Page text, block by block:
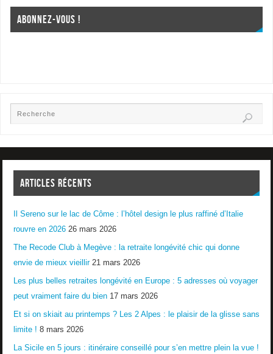
ABONNEZ-VOUS !
ARTICLES RÉCENTS
Il Sereno sur le lac de Côme : l’hôtel design le plus raffiné d’Italie
rouvre en 2026 26 mars 2026
The Recode Club à Megève : la retraite longévité chic qui donne
envie de mieux vieillir 21 mars 2026
Les plus belles retraites longévité en Europe : 5 adresses où voyager
peut vraiment faire du bien 17 mars 2026
Et si on skiait au printemps ? Les 2 Alpes : le plaisir de la glisse sans
limite ! 8 mars 2026
La Sicile en 5 jours : itinéraire conseillé pour s’en mettre plein la vue !